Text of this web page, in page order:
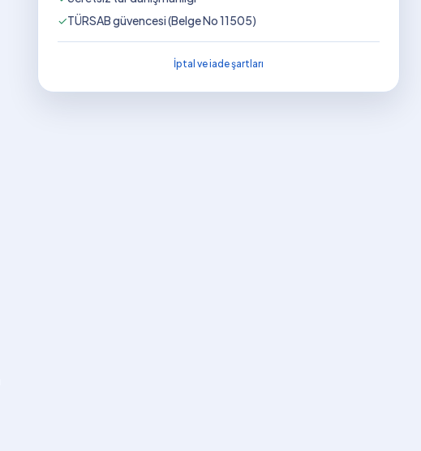
✓TÜRSAB güvencesi (Belge No 11505)
İptal ve iade şartları